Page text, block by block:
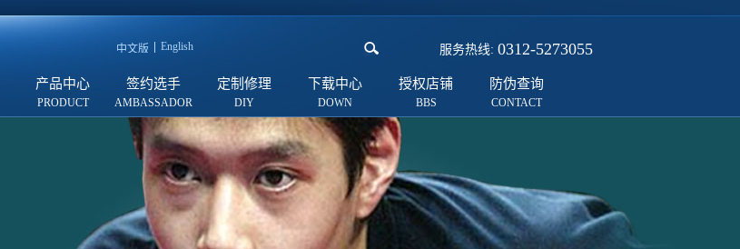
中文版 English 服务热线: 0312-5273055
产品中心 签约选手 定制修理 下载中心 授权店铺 防伪查询